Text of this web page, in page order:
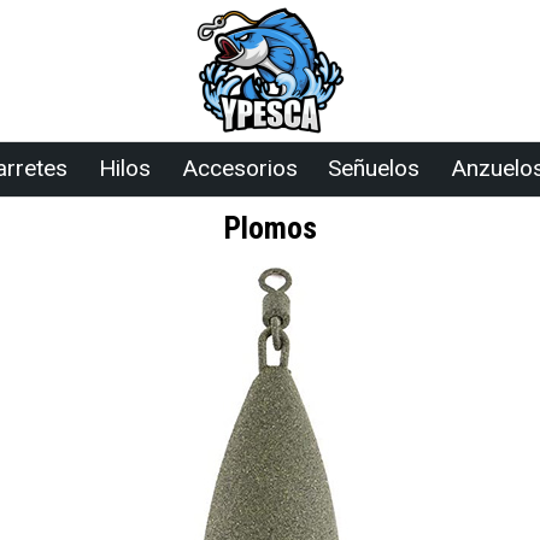
Hilos Accesorios Señuelos
Plomos